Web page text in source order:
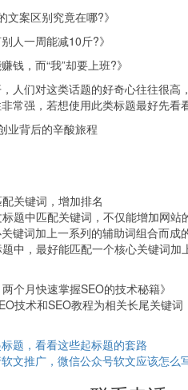
案区别究竟在哪?》
人一周能减10斤?》
钱，而“我”却要上班?》
人们对这类话题的好奇心往往很
常强，若想使用此类标题最好先看
业背后的辛酸旅程
关键词，增加排名
题中匹配关键词，不仅能增加网
键词加上一系列的辅助词组合而
中，最好能匹配一个核心关键词
个月快速掌握SEO的技术秘籍》
技术和SEO教程为相关长尾关键
题，看看这些起标题的套路
文推广，微信公众号软文应该怎么